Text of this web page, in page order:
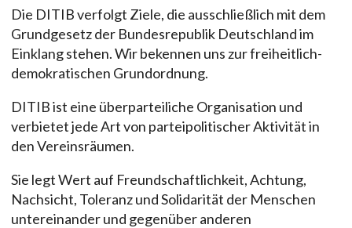
Die DITIB verfolgt Ziele, die ausschließlich mit dem
Grundgesetz der Bundesrepublik Deutschland im
Einklang stehen. Wir bekennen uns zur freiheitlich-
demokratischen Grundordnung.
DITIB ist eine überparteiliche Organisation und
verbietet jede Art von parteipolitischer Aktivität in
den Vereinsräumen.
Sie legt Wert auf Freundschaftlichkeit, Achtung,
Nachsicht, Toleranz und Solidarität der Menschen
untereinander und gegenüber anderen